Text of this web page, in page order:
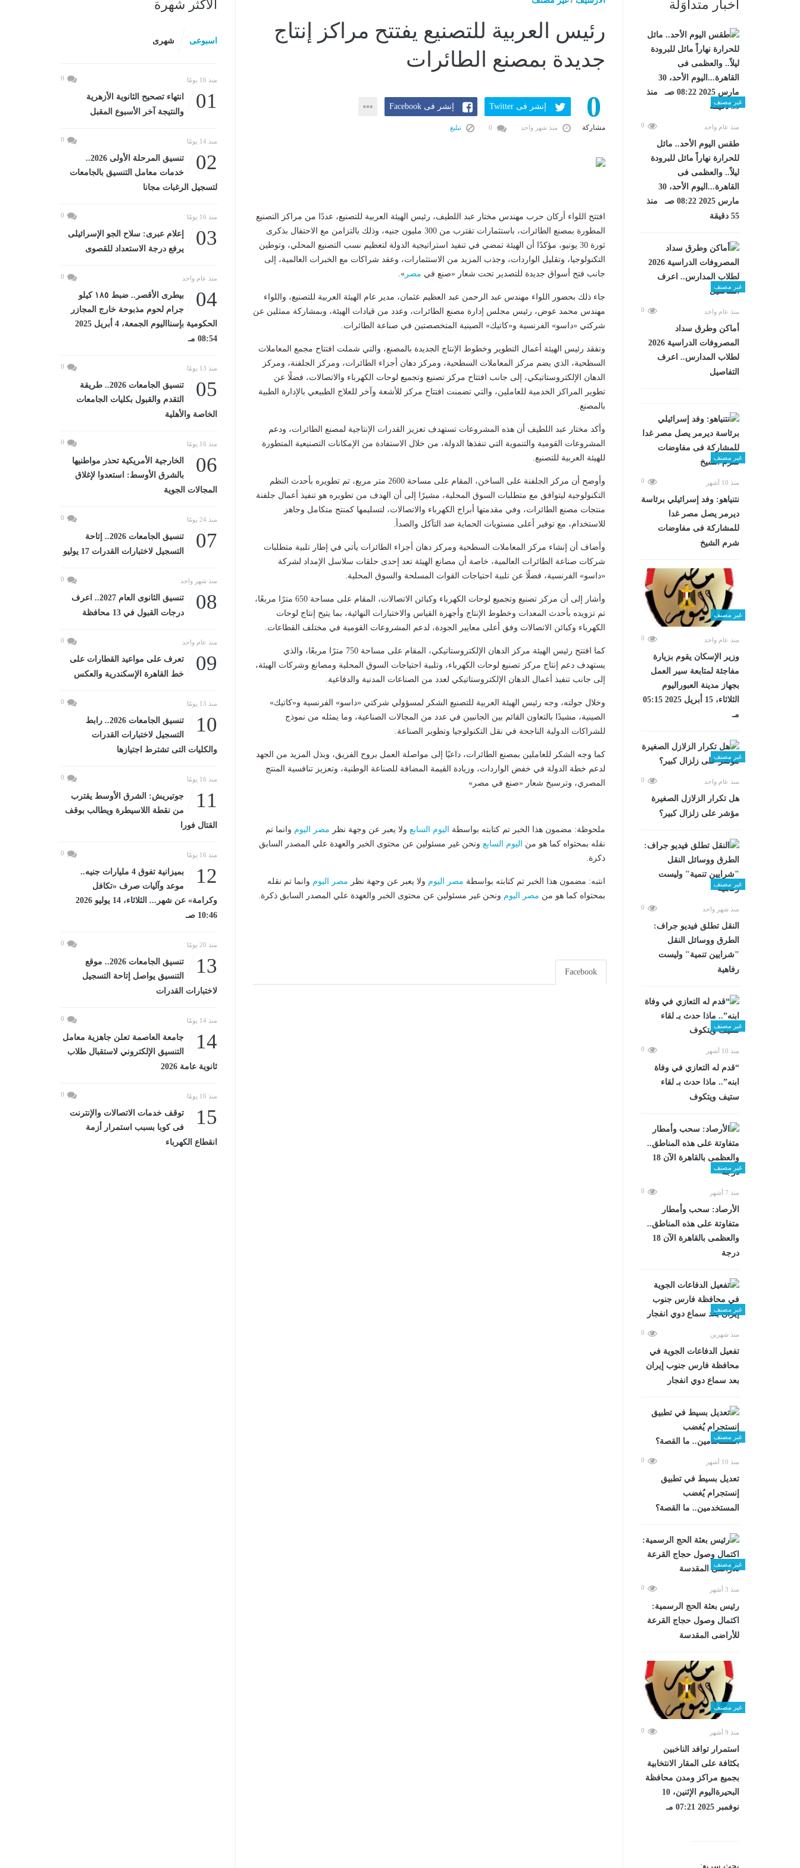
أخبار متداوَلة
غير مصنف
منذ عام واحد 0
طقس اليوم الأحد.. مائل
للحرارة نهاراً مائل للبرودة
ليلاً.. والعظمى فى
القاهرة...اليوم الأحد، 30
مارس 2025 08:22 صـ منذ
55 دقيقة
غير مصنف
منذ عام واحد 0
أماكن وطرق سداد
المصروفات الدراسية 2026
لطلاب المدارس.. اعرف
التفاصيل
غير مصنف
منذ 10 أشهر 0
نتنياهو: وفد إسرائيلي برئاسة
ديرمر يصل مصر غدا
للمشاركة فى مفاوضات
شرم الشيخ
غير مصنف
منذ عام واحد 0
وزير الإسكان يقوم بزيارة
مفاجئة لمتابعة سير العمل
بجهاز مدينة العبوراليوم
الثلاثاء، 15 أبريل 2025 05:15
مـ
غير مصنف
منذ عام واحد 0
هل تكرار الزلازل الصغيرة
مؤشر على زلزال كبير؟
غير مصنف
منذ شهر واحد 0
​النقل تطلق فيديو جراف:
الطرق ووسائل النقل
"شرايين تنمية" وليست
رفاهية
غير مصنف
منذ 10 أشهر 0
“قدم له التعازي في وفاة
ابنه”.. ماذا حدث بـ لقاء
ستيف ويتكوف
غير مصنف
منذ 7 أشهر 0
الأرصاد: سحب وأمطار
متفاوتة على هذه المناطق..
والعظمى بالقاهرة الآن 18
درجة
غير مصنف
منذ شهرين 0
تفعيل الدفاعات الجوية في
محافظة فارس جنوب إيران
بعد سماع دوي انفجار
غير مصنف
منذ 10 أشهر 0
تعديل بسيط في تطبيق
إنستجرام يُغضب
المستخدمين.. ما القصة؟
غير مصنف
منذ 3 أشهر 0
رئيس بعثة الحج الرسمية:
اكتمال وصول حجاج القرعة
للأراضى المقدسة
غير مصنف
منذ 9 أشهر 0
استمرار توافد الناخبين
بكثافة على المقار الانتخابية
بجميع مراكز ومدن محافظة
البحيرةاليوم الإثنين، 10
نوفمبر 2025 07:21 مـ
بحث سريع:
رئيس العربية للتصنيع يفتتح مراكز إنتاج
جديدة بمصنع الطائرات
0
مشاركة
إنشر فى Twitter إنشر فى Facebook
منذ شهر واحد تبليغ
افتتح اللواء أركان حرب مهندس مختار عبد اللطيف، رئيس الهيئة العربية للتصنيع، عددًا من مراكز التصنيع
المطورة بمصنع الطائرات، باستثمارات تقترب من 300 مليون جنيه، وذلك بالتزامن مع الاحتفال بذكرى
ثورة 30 يونيو، مؤكدًا أن الهيئة تمضي في تنفيذ استراتيجية الدولة لتعظيم نسب التصنيع المحلي، وتوطين
التكنولوجيا، وتقليل الواردات، وجذب المزيد من الاستثمارات، وعقد شراكات مع الخبرات العالمية، إلى
جانب فتح أسواق جديدة للتصدير تحت شعار «صنع في مصر ».
جاء ذلك بحضور اللواء مهندس عبد الرحمن عبد العظيم عثمان، مدير عام الهيئة العربية للتصنيع، واللواء
مهندس محمد عوض، رئيس مجلس إدارة مصنع الطائرات، وعدد من قيادات الهيئة، وبمشاركة ممثلين عن
شركتي «داسو» الفرنسية و«كاتيك» الصينية المتخصصتين في صناعة الطائرات.
وتفقد رئيس الهيئة أعمال التطوير وخطوط الإنتاج الجديدة بالمصنع، والتي شملت افتتاح مجمع المعاملات
السطحية، الذي يضم مركز المعاملات السطحية، ومركز دهان أجزاء الطائرات، ومركز الجلفنة، ومركز
الدهان الإلكتروستاتيكي، إلى جانب افتتاح مركز تصنيع وتجميع لوحات الكهرباء والاتصالات، فضلًا عن
تطوير المراكز الخدمية للعاملين، والتي تضمنت افتتاح مركز للأشعة وآخر للعلاج الطبيعي بالإدارة الطبية
بالمصنع.
وأكد مختار عبد اللطيف أن هذه المشروعات تستهدف تعزيز القدرات الإنتاجية لمصنع الطائرات، ودعم
المشروعات القومية والتنموية التي تنفذها الدولة، من خلال الاستفادة من الإمكانات التصنيعية المتطورة
للهيئة العربية للتصنيع.
وأوضح أن مركز الجلفنة على الساخن، المقام على مساحة 2600 متر مربع، تم تطويره بأحدث النظم
التكنولوجية ليتوافق مع متطلبات السوق المحلية، مشيرًا إلى أن الهدف من تطويره هو تنفيذ أعمال جلفنة
منتجات مصنع الطائرات، وفي مقدمتها أبراج الكهرباء والاتصالات، لتسليمها كمنتج متكامل وجاهز
للاستخدام، مع توفير أعلى مستويات الحماية ضد التآكل والصدأ.
وأضاف أن إنشاء مركز المعاملات السطحية ومركز دهان أجزاء الطائرات يأتي في إطار تلبية متطلبات
شركات صناعة الطائرات العالمية، خاصة أن مصانع الهيئة تعد إحدى حلقات سلاسل الإمداد لشركة
«داسو» الفرنسية، فضلًا عن تلبية احتياجات القوات المسلحة والسوق المحلية.
وأشار إلى أن مركز تصنيع وتجميع لوحات الكهرباء وكبائن الاتصالات، المقام على مساحة 650 مترًا مربعًا،
تم تزويده بأحدث المعدات وخطوط الإنتاج وأجهزة القياس والاختبارات النهائية، بما يتيح إنتاج لوحات
الكهرباء وكبائن الاتصالات وفق أعلى معايير الجودة، لدعم المشروعات القومية في مختلف القطاعات.
كما افتتح رئيس الهيئة مركز الدهان الإلكتروستاتيكي، المقام على مساحة 750 مترًا مربعًا، والذي
يستهدف دعم إنتاج مركز تصنيع لوحات الكهرباء، وتلبية احتياجات السوق المحلية ومصانع وشركات الهيئة،
إلى جانب تنفيذ أعمال الدهان الإلكتروستاتيكي لعدد من الصناعات المدنية والدفاعية.
وخلال جولته، وجه رئيس الهيئة العربية للتصنيع الشكر لمسؤولي شركتي «داسو» الفرنسية و«كاتيك»
الصينية، مشيدًا بالتعاون القائم بين الجانبين في عدد من المجالات الصناعية، وما يمثله من نموذج
للشراكات الدولية الناجحة في نقل التكنولوجيا وتطوير الصناعة.
كما وجه الشكر للعاملين بمصنع الطائرات، داعيًا إلى مواصلة العمل بروح الفريق، وبذل المزيد من الجهد
لدعم خطة الدولة في خفض الواردات، وزيادة القيمة المضافة للصناعة الوطنية، وتعزيز تنافسية المنتج
المصري، وترسيخ شعار «صنع في مصر»
ملحوظة: مضمون هذا الخبر تم كتابته بواسطة اليوم السابع ولا يعبر عن وجهة نظر مصر اليوم وانما تم
نقله بمحتواه كما هو من
اليوم السابع ونحن غير مسئولين عن محتوى الخبر والعهدة علي المصدر السابق
ذكرة.
انتبه: مضمون هذا الخبر تم كتابته بواسطة مصر اليوم ولا يعبر عن وجهة نظر مصر اليوم وانما تم نقله
بمحتواه كما هو من مصر اليوم ونحن غير مسئولين عن محتوى الخبر والعهدة علي المصدر السابق ذكرة.
Facebook
الأكثر شهرة
اسبوعى شهرى
منذ 16 يومًا 0
01
انتهاء تصحيح الثانوية الأزهرية
والنتيجة آخر الأسبوع المقبل
منذ 14 يومًا 0
02
تنسيق المرحلة الأولى 2026..
خدمات معامل التنسيق بالجامعات
لتسجيل الرغبات مجانا
منذ 16 يومًا 0
03
إعلام عبرى: سلاح الجو الإسرائيلى
يرفع درجة الاستعداد للقصوى
منذ عام واحد 0
04
بيطرى الأقصر.. ضبط ١٨٥ كيلو
جرام لحوم مذبوحة خارج المجازر
الحكومية بإسنااليوم الجمعة، 4 أبريل 2025
08:54 مـ
منذ 13 يومًا 0
05
تنسيق الجامعات 2026.. طريقة
التقدم والقبول بكليات الجامعات
الخاصة والأهلية
منذ 16 يومًا 0
06
الخارجية الأمريكية تحذر مواطنيها
بالشرق الأوسط: استعدوا لإغلاق
المجالات الجوية
منذ 24 يومًا 0
07
تنسيق الجامعات 2026.. إتاحة
التسجيل لاختبارات القدرات 17 يوليو
منذ شهر واحد 0
08
تنسيق الثانوى العام 2027.. اعرف
درجات القبول في 13 محافظة
منذ عام واحد 0
09
تعرف على مواعيد القطارات على
خط القاهرة الإسكندرية والعكس
منذ 13 يومًا 0
10
تنسيق الجامعات 2026.. رابط
التسجيل لاختبارات القدرات
والكليات التى تشترط اجتيازها
منذ 16 يومًا 0
11
جوتيريش: الشرق الأوسط يقترب
من نقطة اللاسيطرة ويطالب بوقف
القتال فورا
منذ 16 يومًا 0
12
بميزانية تفوق 4 مليارات جنيه..
موعد وآليات صرف «تكافل
وكرامة» عن شهر... الثلاثاء، 14 يوليو 2026
10:46 صـ
منذ 20 يومًا 0
13
تنسيق الجامعات 2026.. موقع
التنسيق يواصل إتاحة التسجيل
لاختبارات القدرات
منذ 14 يومًا 0
14
جامعة العاصمة تعلن جاهزية معامل
التنسيق الإلكتروني لاستقبال طلاب
ثانوية عامة 2026
منذ 16 يومًا 0
15
توقف خدمات الاتصالات والإنترنت
فى كوبا بسبب استمرار أزمة
انقطاع الكهرباء